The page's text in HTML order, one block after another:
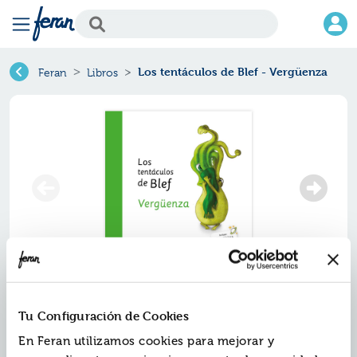
Tu Configuración de Cookies
En Feran utilizamos cookies para mejorar y
Feran Libros Los tentáculos de Blef - Vergüenza